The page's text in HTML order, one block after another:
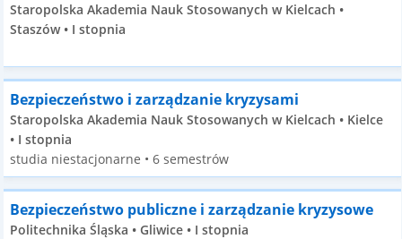
Staropolska Akademia Nauk Stosowanych w Kielcach •
Staszów • I stopnia
Bezpieczeństwo i zarządzanie kryzysami
Staropolska Akademia Nauk Stosowanych w Kielcach • Kielce
• I stopnia
studia niestacjonarne • 6 semestrów
Bezpieczeństwo publiczne i zarządzanie kryzysowe
Politechnika Śląska • Gliwice • I stopnia